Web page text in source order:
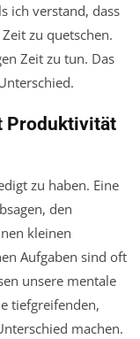
ich verstand, dass
zu quetschen.
Zeit zu tun. Das
Produktivität
zu haben. Eine
den
kleinen
Aufgaben sind oft
unsere mentale
tiefgreifenden,
machen.